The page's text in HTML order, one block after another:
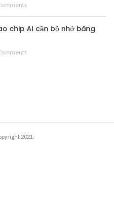
chip AI cần bộ nhớ băng
2021.